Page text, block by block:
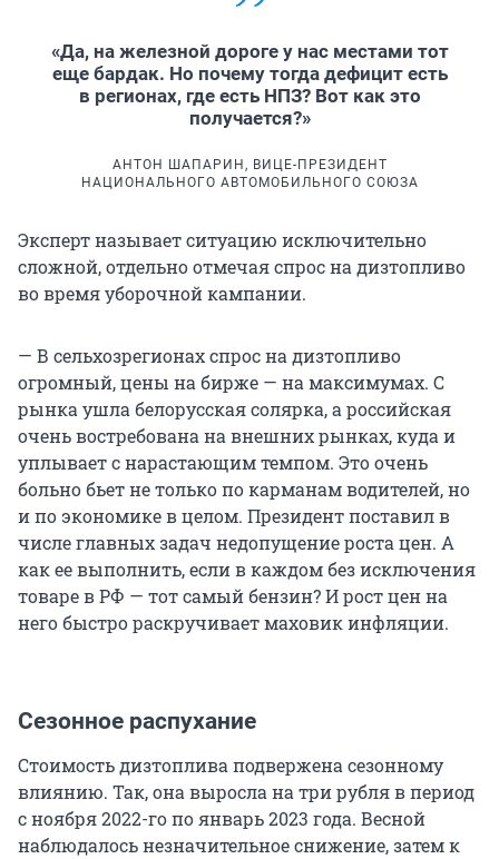
«Да, на железной дороге у нас местами тот
еще бардак. Но почему тогда дефицит есть
в регионах, где есть НПЗ? Вот как это
получается?»
АНТОН ШАПАРИН, ВИЦЕ-ПРЕЗИДЕНТ
НАЦИОНАЛЬНОГО АВТОМОБИЛЬНОГО СОЮЗА
Эксперт называет ситуацию исключительно
сложной, отдельно отмечая спрос на дизтопливо
во время уборочной кампании.
— В сельхозрегионах спрос на дизтопливо
огромный, цены на бирже — на максимумах. С
рынка ушла белорусская солярка, а российская
очень востребована на внешних рынках, куда и
уплывает с нарастающим темпом. Это очень
больно бьет не только по карманам водителей, но
и по экономике в целом. Президент поставил в
числе главных задач недопущение роста цен. А
как ее выполнить, если в каждом без исключения
товаре в РФ — тот самый бензин? И рост цен на
него быстро раскручивает маховик инфляции.
Сезонное распухание
Стоимость дизтоплива подвержена сезонному
влиянию. Так, она выросла на три рубля в период
с ноября 2022-го по январь 2023 года. Весной
наблюдалось незначительное снижение, затем к